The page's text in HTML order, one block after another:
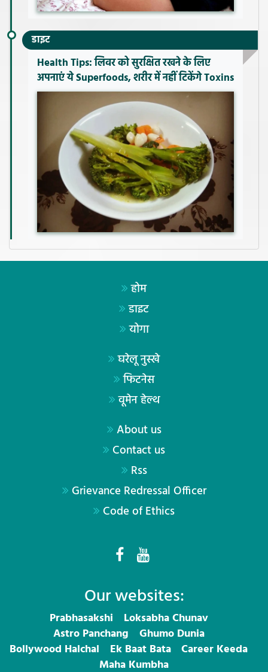
डाइट
Health Tips: लिवर को सुरक्षित रखने के लिए
अपनाएं ये Superfoods, शरीर में नहीं टिकेंगे Toxins
होम
डाइट
योगा
घरेलू नुस्खे
फिटनेस
वूमेन हेल्थ
About us
Contact us
Rss
Grievance Redressal Officer
Code of Ethics
Our websites:
Prabhasakshi
Loksabha Chunav
Astro Panchang
Ghumo Dunia
Bollywood Halchal
Ek Baat Bata
Career Keeda
Maha Kumbha